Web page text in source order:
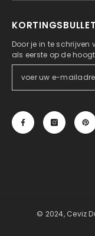
Door je in te schrijven
als eerste op de
© 2024, Ceviz